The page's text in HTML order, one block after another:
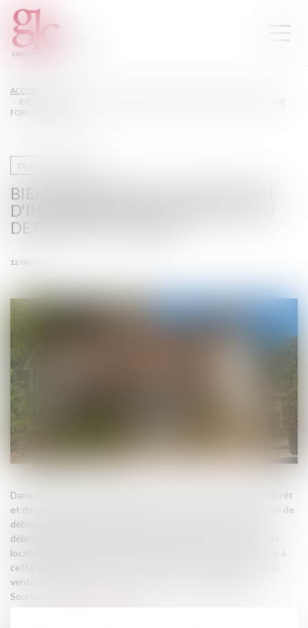
ACCUEIL
BIENS IMMOBILIERS : L'OBLIGATION D'INFORMER SUR LE RISQUE DE FEU DE
FORÊT EST ÉLARGIE
BIENS IMMOBILIERS : L'OBLIGATION
D'INFORMER SUR LE RISQUE DE FEU
DE FORÊT EST ÉLARGIE
12/06/2024
Droit de la propriété
Source :
Dans des zones particulièrement exposées aux incendies de forêt
et de végétation, les propriétaires sont soumis à une obligation de
débroussaillement de leur terrain et de maintien en l'état
débroussaillé. À compter du 1er janvier 2025, les acquéreurs et
locataires de biens immobiliers situés dans une zone assujettie à
cette obligation devront en être informés à chaque étape de la
vente ou de la location, et cela dès l'annonce immobilière...